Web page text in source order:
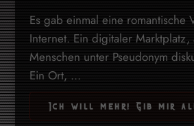
Es gab einmal eine romantische
Internet. Ein digitaler Marktplatz,
Menschen unter Pseudonym
Ein Ort, ...
Ich will mehr! Gib mir